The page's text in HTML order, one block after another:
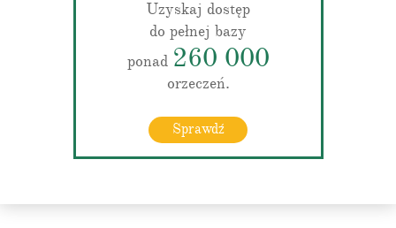
Uzyskaj dostęp
do pełnej bazy
ponad 260 000
orzeczeń.
Sprawdź